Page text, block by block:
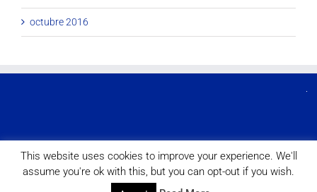
octubre 2016
Copyright © 2026 Asociación de Antiguos Alumnos de los colegios
Nuestra Señora del Recuerdo y la Inmaculada
This website uses cookies to improve your experience. We'll
assume you're ok with this, but you can opt-out if you wish.